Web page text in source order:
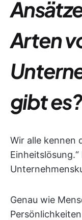
Arten
gibt es?
Wir alle kennen
Genau wie